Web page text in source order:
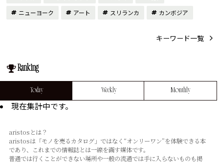
ニューヨーク
アート スリランカ カンボジア
キーワード一覧
Ranking
Today Weekly Monthly
現在集計中です。
aristosとは？
aristosは「モノを売るカタログ」ではなく“オンリーワン”を体験できる本
であり、これまでの情報誌とは⼀線を画す媒体です。
普通では⾏くことができない場所や⼀般の流通では⼿に⼊らないものも掲